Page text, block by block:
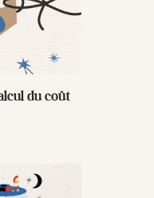
du coût